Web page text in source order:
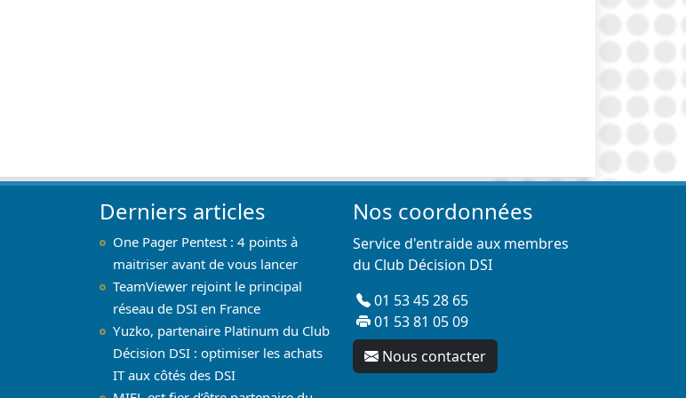
Derniers articles
One Pager Pentest : 4 points à
maitriser avant de vous lancer
TeamViewer rejoint le principal
réseau de DSI en France
Yuzko, partenaire Platinum du Club
Décision DSI : optimiser les achats
IT aux côtés des DSI
Nos coordonnées
Service d'entraide aux membres
du Club Décision DSI
01 53 45 28 65
01 53 81 05 09
Nous contacter